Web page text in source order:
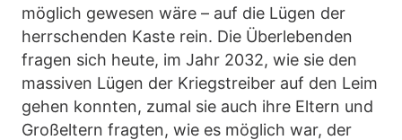
möglich gewesen wäre – auf die Lügen der
herrschenden Kaste rein. Die Überlebenden
fragen sich heute, im Jahr 2032, wie sie den
massiven Lügen der Kriegstreiber auf den Leim
gehen konnten, zumal sie auch ihre Eltern und
Großeltern fragten, wie es möglich war, der